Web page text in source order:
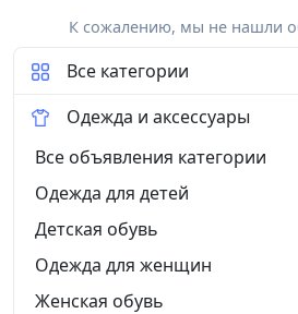
К сожалению, мы не нашли
Все категории
Одежда и аксессуары
Все объявления категории
Одежда для детей
Детская обувь
Одежда для женщин
Женская обувь